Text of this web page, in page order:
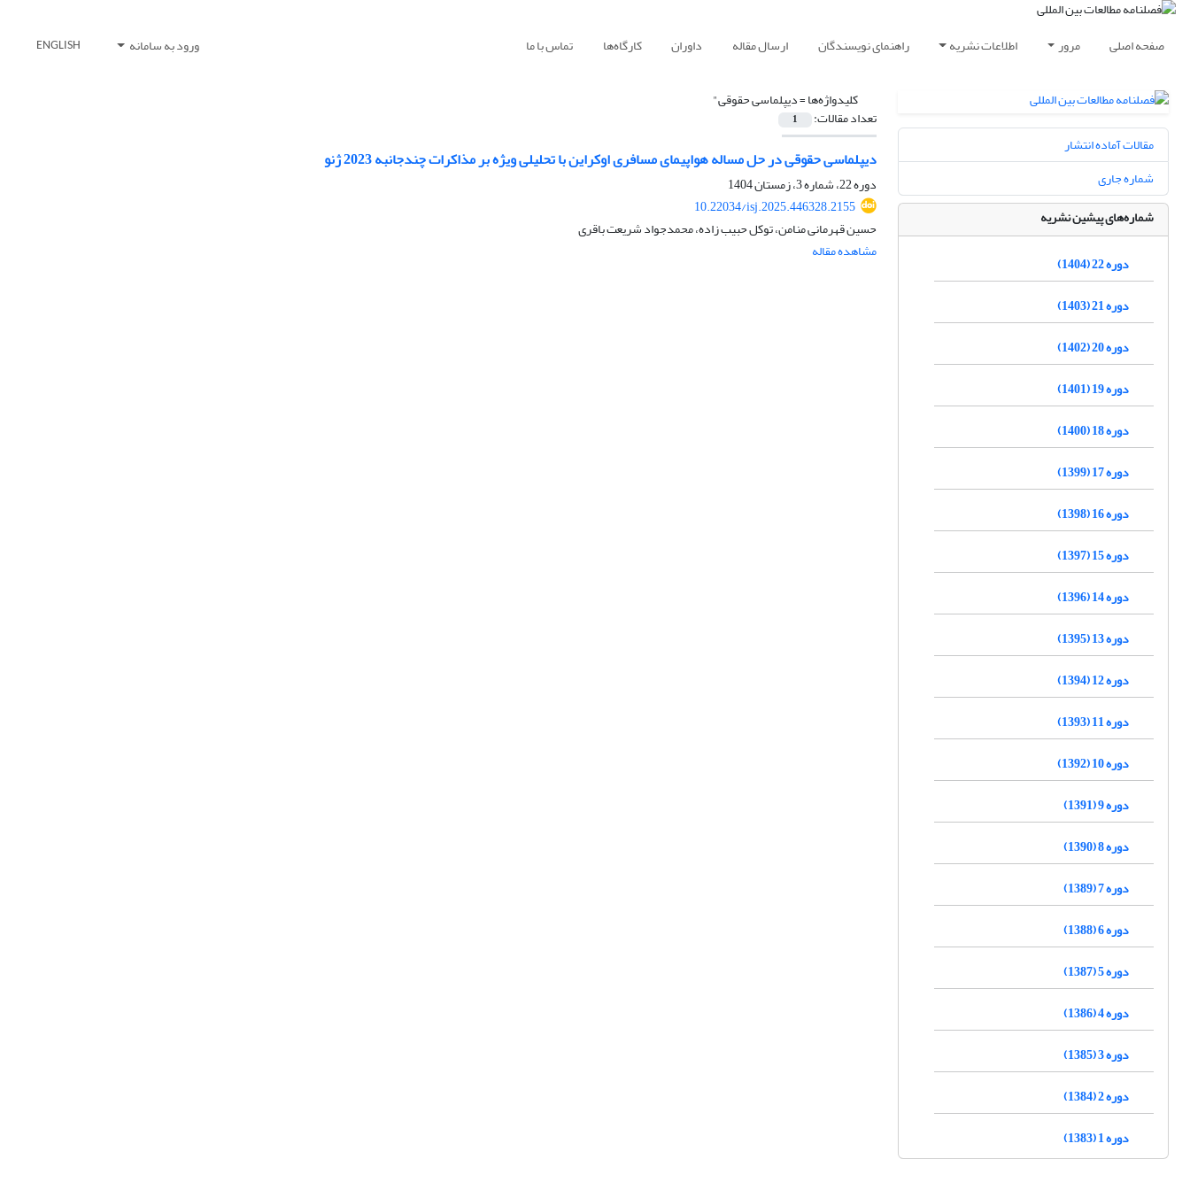
صفحه اصلی مرور اطلاعات نشریه راهنمای نویسندگان ارسال مقاله داوران کارگاه‌ها تماس با ما ورود به سامانه ENGLISH
کلیدواژه‌ها =دیپلماسی حقوقی"
تعداد مقالات: 1
دیپلماسی حقوقی در حل مساله هواپیمای مسافری اوکراین با تحلیلی ویژه بر مذاکرات چندجانبه 2023 ژنو
دوره 22، شماره 3، زمستان 1404
10.22034/isj.2025.446328.2155
حسین قهرمانی منامن، توکل حبیب زاده، محمدجواد شریعت باقری
مشاهده مقاله
مقالات آماده انتشار
شماره جاری
شماره‌های پیشین نشریه
دوره 22 (1404)
دوره 21 (1403)
دوره 20 (1402)
دوره 19 (1401)
دوره 18 (1400)
دوره 17 (1399)
دوره 16 (1398)
دوره 15 (1397)
دوره 14 (1396)
دوره 13 (1395)
دوره 12 (1394)
دوره 11 (1393)
دوره 10 (1392)
دوره 9 (1391)
دوره 8 (1390)
دوره 7 (1389)
دوره 6 (1388)
دوره 5 (1387)
دوره 4 (1386)
دوره 3 (1385)
دوره 2 (1384)
دوره 1 (1383)